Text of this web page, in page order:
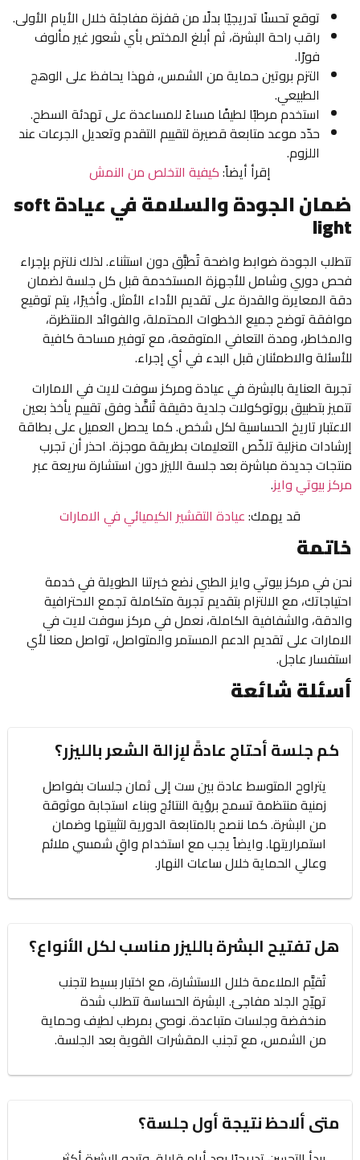
توقع تحسنًا تدريجيًا بدلًا من قفزة مفاجئة خلال الأيام الأولى.
راقب راحة البشرة، ثم أبلغ المختص بأي شعور غير مألوف
فورًا.
التزم بروتين حماية من الشمس، فهذا يحافظ على الوهج
الطبيعي.
استخدم مرطبًا لطيفًا مساءً للمساعدة على تهدئة السطح.
حدّد موعد متابعة قصيرة لتقييم التقدم وتعديل الجرعات عند
اللزوم.
إقرأ أيضاً:كيفية التخلص من النمش
ضمان الجودة والسلامة في عيادة soft
light
تتطلب الجودة ضوابط واضحة تُطبَّق دون استثناء. لذلك نلتزم بإجراء
فحص دوري وشامل للأجهزة المستخدمة قبل كل جلسة لضمان
دقة المعايرة والقدرة على تقديم الأداء الأمثل. وأخيرًا، يتم توقيع
موافقة توضح جميع الخطوات المحتملة، والفوائد المنتظرة،
والمخاطر، ومدة التعافي المتوقعة، مع توفير مساحة كافية
للأسئلة والاطمئنان قبل البدء في أي إجراء.
تجربة العناية بالبشرة في عيادة ومركز سوفت لايت في الامارات
تتميز بتطبيق بروتوكولات جلدية دقيقة تُنفَّذ وفق تقييم يأخذ بعين
الاعتبار تاريخ الحساسية لكل شخص. كما يحصل العميل على بطاقة
إرشادات منزلية تلخّص التعليمات بطريقة موجزة. احذر أن تجرب
منتجات جديدة مباشرة بعد جلسة الليزر دون استشارة سريعة عبر
مركز بيوتي وايز.
قد يهمك:عيادة التقشير الكيميائي في الامارات
خاتمة
نحن في مركز بيوتي وايز الطبي نضع خبرتنا الطويلة في خدمة
احتياجاتك، مع الالتزام بتقديم تجربة متكاملة تجمع الاحترافية
والدقة، والشفافية الكاملة، نعمل في مركز سوفت لايت في
الامارات على تقديم الدعم المستمر والمتواصل، تواصل معنا لأي
استفسار عاجل.
أسئلة شائعة
كم جلسة أحتاج عادةً لإزالة الشعر بالليزر؟
يتراوح المتوسط عادة بين ست إلى ثمان جلسات بفواصل
زمنية منتظمة تسمح برؤية النتائج وبناء استجابة موثوقة
من البشرة. كما ننصح بالمتابعة الدورية لتثبيتها وضمان
استمراريتها. وايضاً يجب مع استخدام واقٍ شمسي ملائم
وعالي الحماية خلال ساعات النهار.
هل تفتيح البشرة بالليزر مناسب لكل الأنواع؟
تُقيَّم الملاءمة خلال الاستشارة، مع اختبار بسيط لتجنب
تهيّج الجلد مفاجئ. البشرة الحساسة تتطلب شدة
منخفضة وجلسات متباعدة. نوصي بمرطب لطيف وحماية
من الشمس، مع تجنب المقشرات القوية بعد الجلسة.
متى ألاحظ نتيجة أول جلسة؟